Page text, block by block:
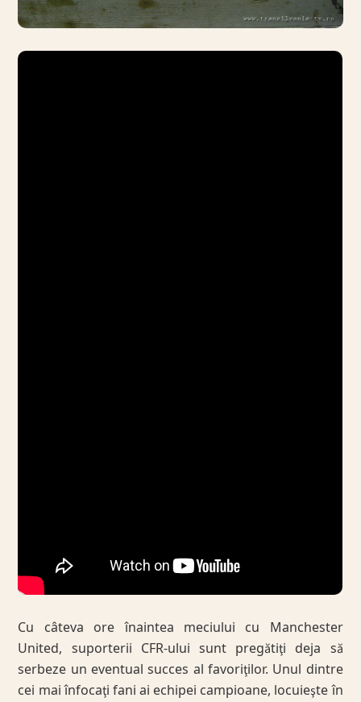
Cu câteva ore înaintea meciului cu Manchester
United, suporterii CFR-ului sunt pregătiţi deja să
serbeze un eventual succes al favoriţilor. Unul dintre
cei mai înfocaţi fani ai echipei campioane, locuieşte în